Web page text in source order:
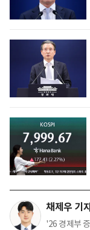
채제우 기
'26 경제부